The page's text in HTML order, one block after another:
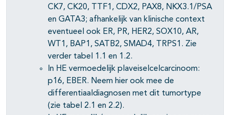
CK7, CK20, TTF1, CDX2, PAX8, NKX3.1/PSA
en GATA3; afhankelijk van klinische context
eventueel ook ER, PR, HER2, SOX10, AR,
WT1, BAP1, SATB2, SMAD4, TRPS1. Zie
verder tabel 1.1 en 1.2.
In HE vermoedelijk plaveiselcelcarcinoom:
p16, EBER. Neem hier ook mee de
differentiaaldiagnosen met dit tumortype
(zie tabel 2.1 en 2.2).